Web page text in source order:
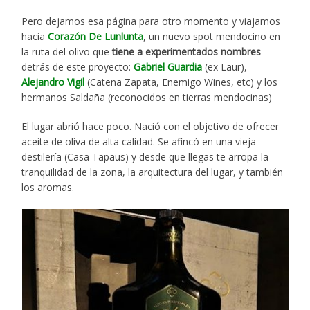
Pero dejamos esa página para otro momento y viajamos
haciaCorazón De Lunlunta, un nuevo spot mendocino en
la ruta del olivo quetiene a experimentados nombres
detrás de este proyecto:Gabriel Guardia (ex Laur),
Alejandro Vigil (Catena Zapata, Enemigo Wines, etc) y los
hermanos Saldaña (reconocidos en tierras mendocinas)
El lugar abrió hace poco. Nació con el objetivo de ofrecer
aceite de oliva de alta calidad. Se afincó en una vieja
destilería (Casa Tapaus) y desde que llegas te arropa la
tranquilidad de la zona, la arquitectura del lugar, y también
los aromas.